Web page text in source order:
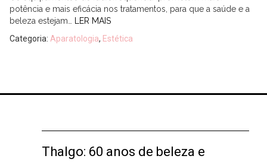
potência e mais eficácia nos tratamentos, para que a saúde e a
beleza estejam…
LER MAIS
Categoria: Aparatologia, Estética
Thalgo: 60 anos de beleza e